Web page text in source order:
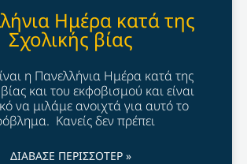
Ημέρα κατά της
Σχολικής βίας
η Πανελλήνια Ημέρα κατά της
και του εκφοβισμού και είναι
να μιλάμε ανοιχτά για αυτό το
Κανείς δεν πρέπει
ΔΙΑΒΑΣΕ ΠΕΡΙΣΣΟΤΕΡ »